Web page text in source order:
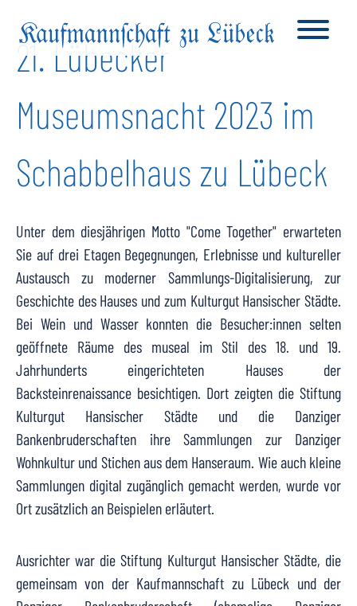
21. Lübecker
Museumsnacht 2023 im
Schabbelhaus zu Lübeck
Unter dem diesjährigen Motto "Come Together" erwarteten
Sie auf drei Etagen Begegnungen, Erlebnisse und kultureller
Austausch zu moderner Sammlungs-Digitalisierung, zur
Geschichte des Hauses und zum Kulturgut Hansischer Städte.
Bei Wein und Wasser konnten die Besucher:innen selten
geöffnete Räume des museal im Stil des 18. und 19.
Jahrhunderts eingerichteten Hauses der
Backsteinrenaissance besichtigen. Dort zeigten die Stiftung
Kulturgut Hansischer Städte und die Danziger
Bankenbruderschaften ihre Sammlungen zur Danziger
Wohnkultur und Stichen aus dem Hanseraum. Wie auch kleine
Sammlungen digital zugänglich gemacht werden, wurde vor
Ort zusätzlich an Beispielen erläutert.
Ausrichter war die Stiftung Kulturgut Hansischer Städte, die
gemeinsam von der Kaufmannschaft zu Lübeck und der